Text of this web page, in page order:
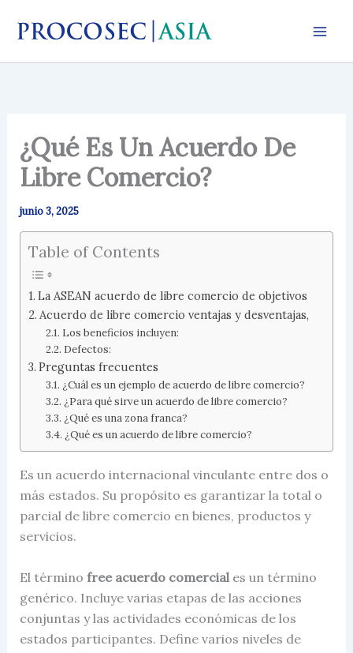
¿Qué Es Un Acuerdo De
Libre Comercio?
junio 3, 2025
Table of Contents
La ASEAN acuerdo de libre comercio de objetivos
Acuerdo de libre comercio ventajas y desventajas,
Los beneficios incluyen:
Defectos:
Preguntas frecuentes
¿Cuál es un ejemplo de acuerdo de libre comercio?
¿Para qué sirve un acuerdo de libre comercio?
¿Qué es una zona franca?
¿Qué es un acuerdo de libre comercio?
Es un acuerdo internacional vinculante entre dos o
más estados. Su propósito es garantizar la total o
parcial de libre comercio en bienes, productos y
servicios.
El término free acuerdo comerciales un término
genérico. Incluye varias etapas de las acciones
conjuntas y las actividades económicas de los
estados participantes. Define varios niveles de